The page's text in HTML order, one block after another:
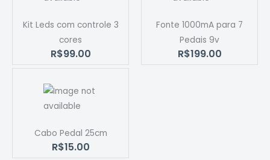
Kit Leds com controle 3
cores
R$99.00
Fonte 1000mA para 7
Pedais 9v
R$199.00
Cabo Pedal 25cm
R$15.00